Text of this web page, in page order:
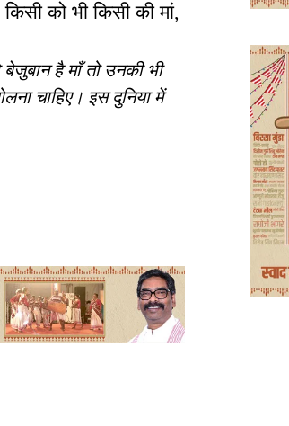
को भी किसी की मां,
है माँ तो उनकी भी
चाहिए। इस दुनिया में